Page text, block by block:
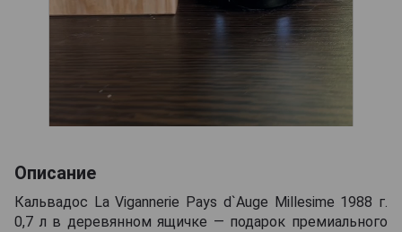
Описание
Кальвадос La Vigannerie Pays d`Auge Millesime 1988 г.
0,7 л в деревянном ящичке — подарок премиального